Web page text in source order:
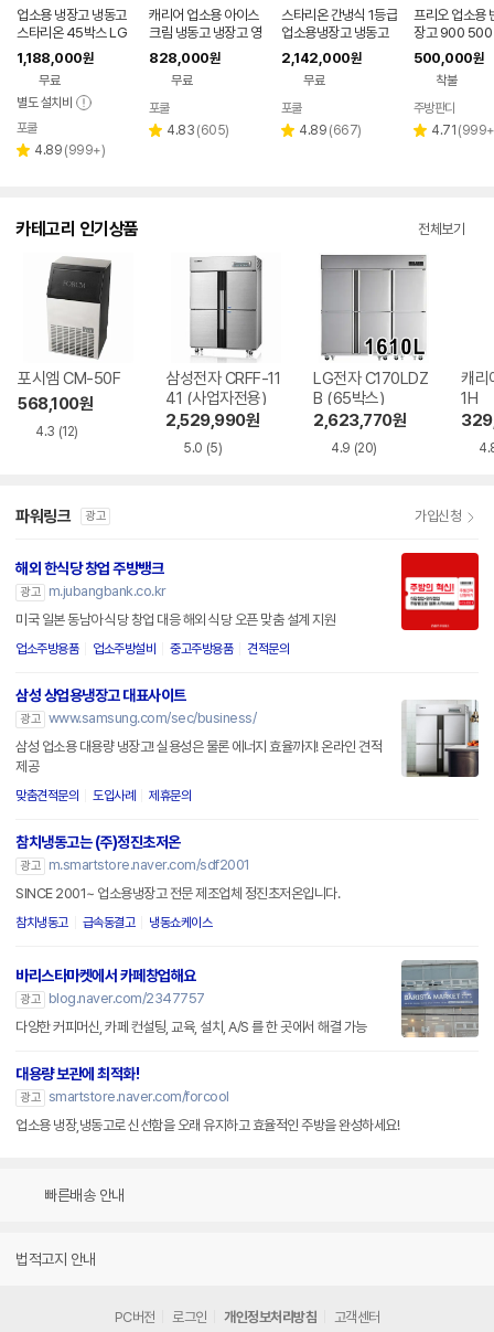
업소용 냉장고 냉동고
스타리온 45박스 LG
A/S 영업용 대형 올냉
장 올메탈 E45BAR
1,188,000원
무료
별도 설치비
포쿨
별 4.89 리
(999+)
캐리어 업소용 아이스
크림 냉동고 냉장고 영
업용 대형 505L
828,000원
무료
포쿨
별 4.83 리
(605)
스타리온 간냉식 1등급
업소용냉장고 냉동고
45박스 영업용 대형
2,142,000원
무료
포쿨
별 4.89 리
(667)
프리오 업소용
장고 900 500
찬밧드 메탈 김
영업용 테이블
500,000원
착불
주방판다
별 4.71 리
(999+
카테고리 인기상품 전체보기
포시엠 CM-50F
568,100원
4.3 (12)
삼성전자 CRFF-11
41 (사업자전용)
2,529,990원
5.0 (5)
LG전자 C170LDZ
B (65박스)
2,623,770원
4.9 (20)
캐
1H
파워링크 광고 가입신청
해외 한식당 창업 주방뱅크
광고
m.jubangbank.co.kr
미국 일본 동남아 식당 창업 대응 해외 식당 오픈 맞춤 설계 지원
업소주방용품 업소주방설비 중고주방용품 견적문의
삼성 상업용냉장고 대표사이트
광고 www.samsung.com/sec/business/
삼성 업소용 대용량 냉장고! 실용성은 물론 에너지 효율까지! 온라인 견적
제공
맞춤견적문의 도입사례 제휴문의
참치냉동고는 (주)정진초저온
광고
m.smartstore.naver.com/sdf2001
SINCE 2001~ 업소용냉장고 전문 제조업체 정진초저온입니다.
참치냉동고 급속동결고 냉동쇼케이스
바리스타마켓에서 카페창업해요
광고
blog.naver.com/2347757
다양한 커피머신, 카페 컨설팅, 교육, 설치, A/S 를 한 곳에서 해결 가능
대용량 보관에 최적화!
광고 smartstore.naver.com/forcool
업소용 냉장,냉동고로 신선함을 오래 유지하고 효율적인 주방을 완성하세요!
빠른배송 안내
법적고지 안내
PC버전 로그인 개인정보처리방침 고객센터